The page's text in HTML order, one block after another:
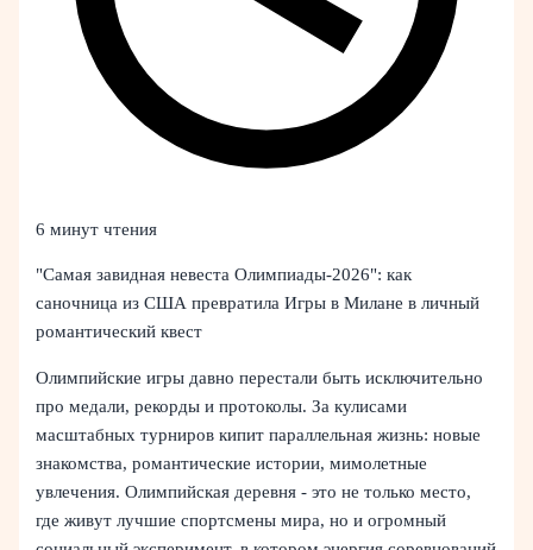
6 минут чтения
"Самая завидная невеста Олимпиады-2026": как
саночница из США превратила Игры в Милане в личный
романтический квест
Олимпийские игры давно перестали быть исключительно
про медали, рекорды и протоколы. За кулисами
масштабных турниров кипит параллельная жизнь: новые
знакомства, романтические истории, мимолетные
увлечения. Олимпийская деревня - это не только место,
где живут лучшие спортсмены мира, но и огромный